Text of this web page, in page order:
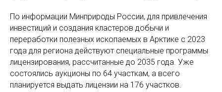
По информации Минприроды России, для привлечения
инвестиций и создания кластеров добычи и
переработки полезных ископаемых в Арктике с 2023
года для региона действуют специальные программы
лицензирования, рассчитанные до 2035 года. Уже
состоялись аукционы по 64 участкам, а всего
планируется выдать лицензии на 176 участков.